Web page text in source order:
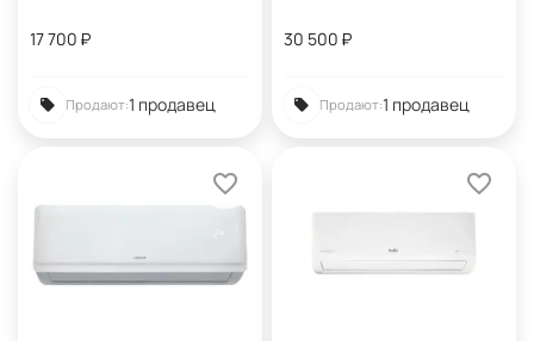
17 700 ₽
Продают:1 продавец
30 500 ₽
Продают:1 продавец